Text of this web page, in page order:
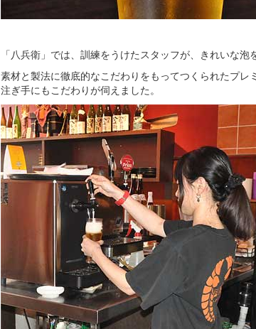
「八兵衛」では、訓練をうけたスタッフが、きれいな
素材と製法に徹底的なこだわりをもってつくられたプレ
注ぎ手にもこだわりが伺えました。